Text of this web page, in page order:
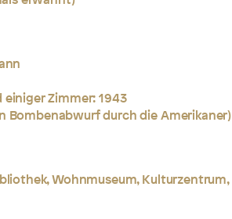
Zimmer: 1943
Bombenabwurf durch die Amerikaner)
Wohnmuseum, Kulturzentrum,